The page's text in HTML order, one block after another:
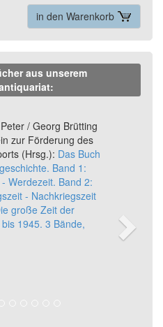
in den Warenkorb
aus unserem
/ Georg Brütting
zur Förderung des
(Hrsg.): Das Buch
Band 1:
Werdezeit. Band 2:
- Nachkriegszeit
große Zeit der
1945. 3 Bände,